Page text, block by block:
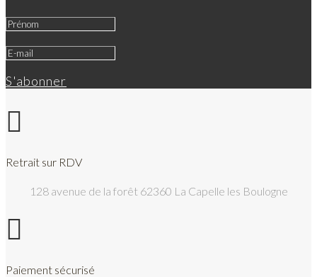
S'abonner

Retrait sur RDV
128 avenue de la forêt 62360 La Capelle les Boulogne

Paiement sécurisé